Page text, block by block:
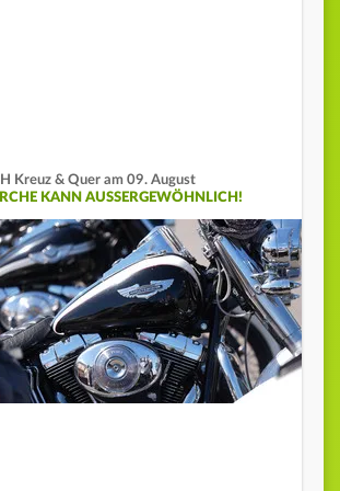
Kreuz & Quer am 09. August
KANN AUSSERGEWÖHNLICH!